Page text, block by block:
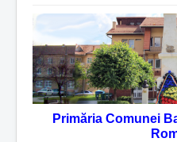
Home
Despre noi
Noutăţi
Contact
Servicii Online
Primăria Comunei